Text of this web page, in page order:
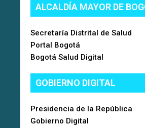
ALCALDÍA MAYOR DE
Secretaría Distrital de Salud
Portal Bogotá
Bogotá Salud Digital
GOBIERNO DIGITAL
Presidencia de la República
Gobierno Digital